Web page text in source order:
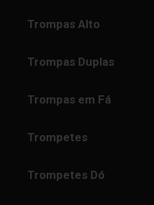
Trompas Alto
Trompas Duplas
Trompas em Fá
Trompetes
Trompetes Dó